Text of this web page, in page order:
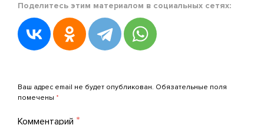
in
Молодежное
крыло
АРПО,
Posted
17.09.2024
Поделитесь этим материалом в социальных сетях:
Ваш адрес email не будет опубликован. Обязательные поля
помечены *
Комментарий *